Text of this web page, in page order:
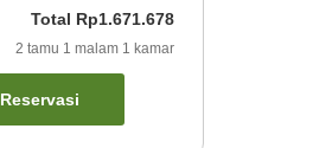
Total Rp1.671.678
2 tamu 1 malam 1 kamar
Reservasi